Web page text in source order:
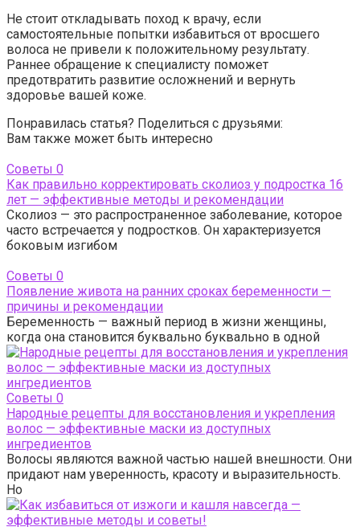
Не стоит откладывать поход к врачу, если
самостоятельные попытки избавиться от вросшего
волоса не привели к положительному результату.
Раннее обращение к специалисту поможет
предотвратить развитие осложнений и вернуть
здоровье вашей коже.
Понравилась статья? Поделиться с друзьями:
Вам также может быть интересно
Советы 0
Как правильно корректировать сколиоз у подростка 16
лет — эффективные методы и рекомендации
Сколиоз — это распространенное заболевание, которое
часто встречается у подростков. Он характеризуется
боковым изгибом
Советы 0
Появление живота на ранних сроках беременности —
причины и рекомендации
Беременность — важный период в жизни женщины,
когда она становится буквально буквально в одной
Советы 0
Народные рецепты для восстановления и укрепления
волос — эффективные маски из доступных
ингредиентов
Волосы являются важной частью нашей внешности. Они
придают нам уверенность, красоту и выразительность.
Но